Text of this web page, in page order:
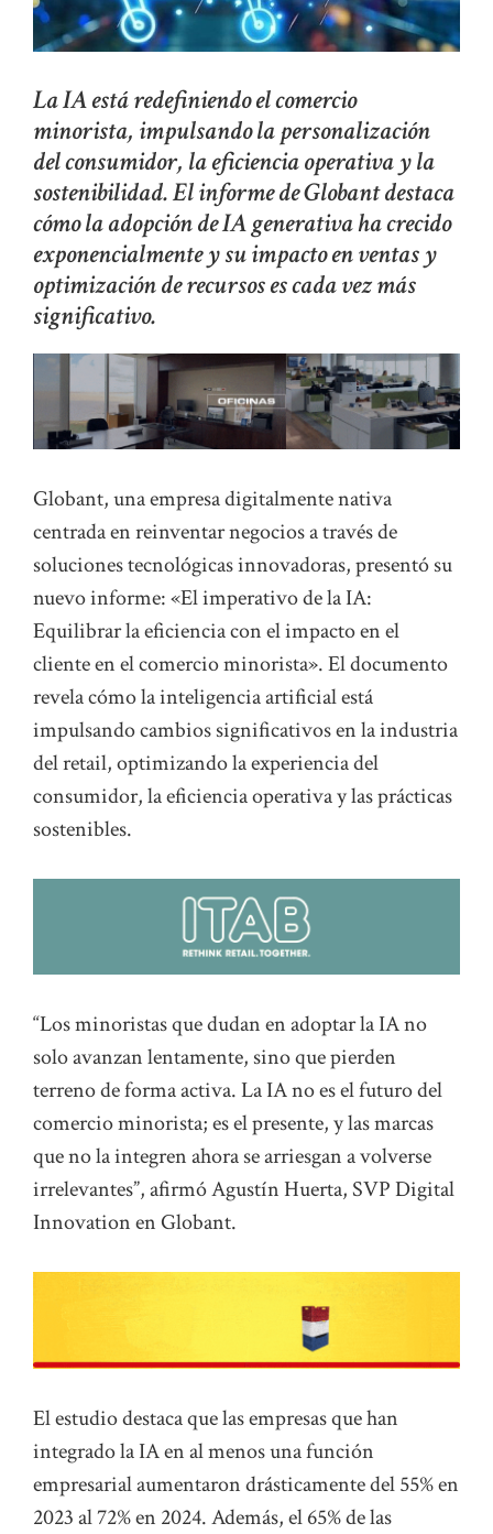
La IA está redefiniendo el comercio
minorista, impulsando la personalización
del consumidor, la eficiencia operativa y la
sostenibilidad. El informe de Globant destaca
cómo la adopción de IA generativa ha crecido
exponencialmente y su impacto en ventas y
optimización de recursos es cada vez más
significativo.
Globant, una empresa digitalmente nativa
centrada en reinventar negocios a través de
soluciones tecnológicas innovadoras, presentó su
nuevo informe: «El imperativo de la IA:
Equilibrar la eficiencia con el impacto en el
cliente en el comercio minorista». El documento
revela cómo la inteligencia artificial está
impulsando cambios significativos en la industria
del retail, optimizando la experiencia del
consumidor, la eficiencia operativa y las prácticas
sostenibles.
“Los minoristas que dudan en adoptar la IA no
solo avanzan lentamente, sino que pierden
terreno de forma activa. La IA no es el futuro del
comercio minorista; es el presente, y las marcas
que no la integren ahora se arriesgan a volverse
irrelevantes”, afirmó Agustín Huerta, SVP Digital
Innovation en Globant.
El estudio destaca que las empresas que han
integrado la IA en al menos una función
empresarial aumentaron drásticamente del 55% en
2023 al 72% en 2024. Además, el 65% de las